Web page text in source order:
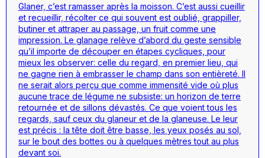
Glaner, c’est ramasser après la moisson. C’est aussi cueillir
et recueillir, récolter ce qui souvent est oublié, grappiller,
butiner et attraper au passage, un fruit comme une
impression. Le glanage relève d’abord du geste sensible
qu’il importe de découper en étapes cycliques, pour
mieux les observer: celle du regard, en premier lieu, qui
ne gagne rien à embrasser le champ dans son entièreté. Il
ne serait alors perçu que comme immensité vide où plus
aucune trace de légume ne subsiste: un horizon de terre
retournée et de sillons dévastés. Ce que voient tous les
regards, sauf ceux du glaneur et de la glaneuse. Le leur
est précis : la tête doit être basse, les yeux posés au sol,
sur le bout des bottes ou à quelques mètres tout au plus
devant soi.